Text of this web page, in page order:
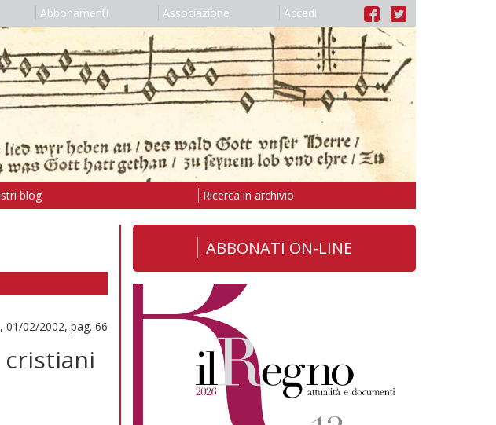
Abbonamenti Associazione Accedi
blog Ricerca in archivio
01/02/2002, pag. 66
cristiani
ABBONATI ON-LINE